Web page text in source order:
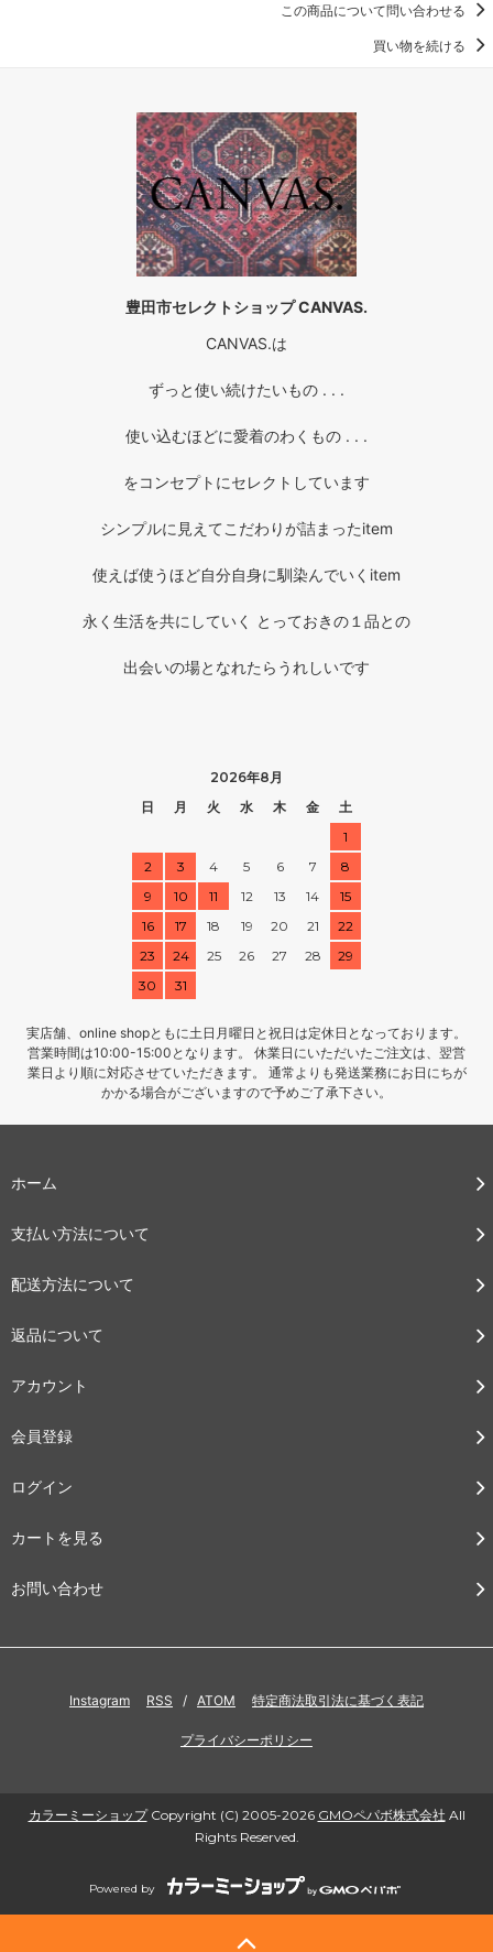
この商品について問い合わせる
買い物を続ける
豊田市セレクトショップ CANVAS.
CANVAS.は
ずっと使い続けたいもの . . .
使い込むほどに愛着のわくもの . . .
をコンセプトにセレクトしています
シンプルに見えてこだわりが詰まったitem
使えば使うほど自分自身に馴染んでいくitem
永く生活を共にしていく とっておきの１品との
出会いの場となれたらうれしいです
2026年8月
日
月 火 水 木 金
土
1
2
3 4 5 6 7
8
9
10 11 12 13 14
15
16
17 18 19 20 21
22
23
24 25 26 27 28
29
30
31
実店舗、online shopともに土日月曜日と祝日は定休日となっております。
営業時間は10:00-15:00となります。 休業日にいただいたご注文は、翌営
業日より順に対応させていただきます。 通常よりも発送業務にお日にちが
かかる場合がございますので予めご了承下さい。
ホーム
支払い方法について
配送方法について
返品について
アカウント
会員登録
ログイン
カートを見る
お問い合わせ
Instagram RSS / ATOM 特定商法取引法に基づく表記
プライバシーポリシー
カラーミーショップCopyright (C) 2005-2026 GMOペパボ株式会社 All
Rights Reserved.
Powered by